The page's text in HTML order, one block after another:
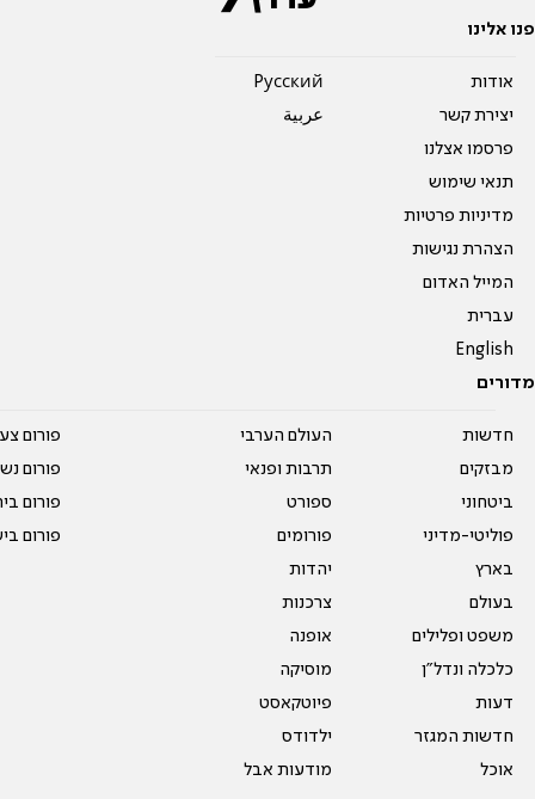
פנו אלינו
אודות
יצירת קשר
פרסמו אצלנו
תנאי שימוש
מדיניות פרטיות
הצהרת נגישות
המייל האדום
עברית
English
Pусский
عربية
מדורים
חדשות
מבזקים
ביטחוני
פוליטי-מדיני
בארץ
בעולם
משפט ופלילים
כלכלה ונדל"ן
דעות
חדשות המגזר
אוכל
העולם הערבי
תרבות ופנאי
ספורט
פורומים
יהדות
צרכנות
אופנה
מוסיקה
פיוטקאסט
ילדודס
מודעות אבל
פורום
פורום
פורום
פורום